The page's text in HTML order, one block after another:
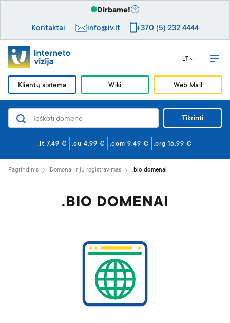
Kontaktai info@iv.lt +370 (5) 232 4444
Dirbame!
LT
Domenai
Svetainės ir el. paštas
Svetainės kūrimas
Klientų sistema Wiki Web Mail
Tikrinti
.lt 7.49 € .eu 4.99 € .com 9.49 € .org 16.99 €
Pagrindinis Domenai ir jų registravimas .bio domenai
.BIO DOMENAI